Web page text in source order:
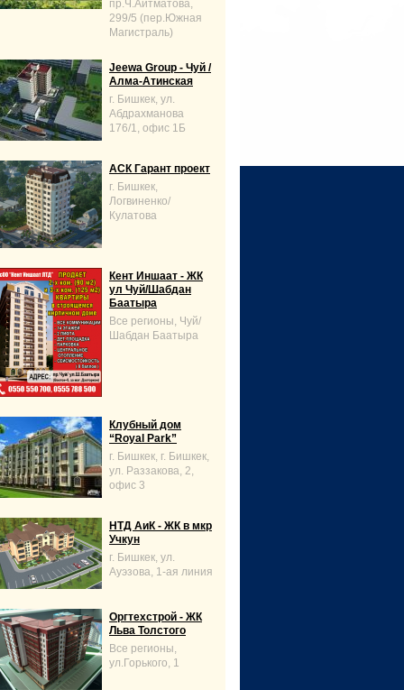
пр.Ч.Айтматова,
299/5 (пер.Южная
Магистраль)
Jeewa Group - Чуй /
Алма-Атинская
г. Бишкек, ул.
Абдрахманова
176/1, офис 1Б
АСК Гарант проект
г. Бишкек,
Логвиненко/
Кулатова
Кент Иншаат - ЖК
ул Чуй/Шабдан
Баатыра
Все регионы, Чуй/
Шабдан Баатыра
Клубный дом
“Royal Park”
г. Бишкек, г. Бишкек,
ул. Раззакова, 2,
офис 3
НТД АиК - ЖК в мкр
Учкун
г. Бишкек, ул.
Ауэзова, 1-ая линия
Оргтехстрой - ЖК
Льва Толстого
Все регионы,
ул.Горького, 1